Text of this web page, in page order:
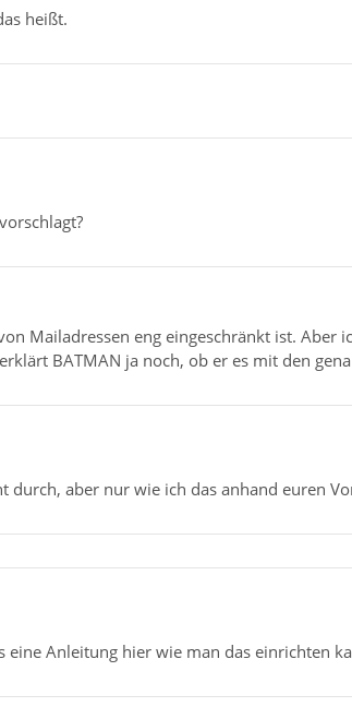
heißt.
Mailadressen eng eingeschränkt ist. Aber
BATMAN ja noch, ob er es mit den
durch, aber nur wie ich das anhand euren
eine Anleitung hier wie man das einrichten